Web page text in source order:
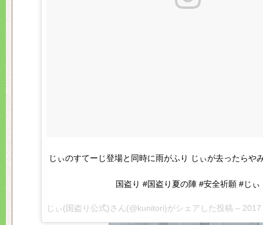
じぃのすてーじ登場と同時に雨がふり じぃが去ったら
国盗り #国盗り夏の陣 #安全祈願 #じぃ
じぃ(国盗り公式)さん(@kunitori)がシェアした投稿 – 2017